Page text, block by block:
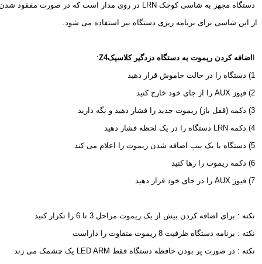
دستگاه مجهز به شاسی کوچک LRN در روی مدار است که در صورت مفقود شدن
از این شاسی برای برنامه ریزی دستگاه نیز استفاده می شود.
ا اضافه کردن ریموت به دستگاه دزدگیر کلاسیکZ4
:
AUX را از جای خود خارج کنید
LRN دستگاه را در یک لحظه فشار دهید
AUX را در جای خود قرار دهید
نکته : برای اضافه کردن بیش از یک ریموت مراحل 3 تا 6 را تکرار کنید
نکته : برنامه دستگاه ظرفیت 8 ریموت متفاوت را داراست
نکته : در صورت پر بودن حافظه دستگاه فقط LED ARM یک چشمک می زند